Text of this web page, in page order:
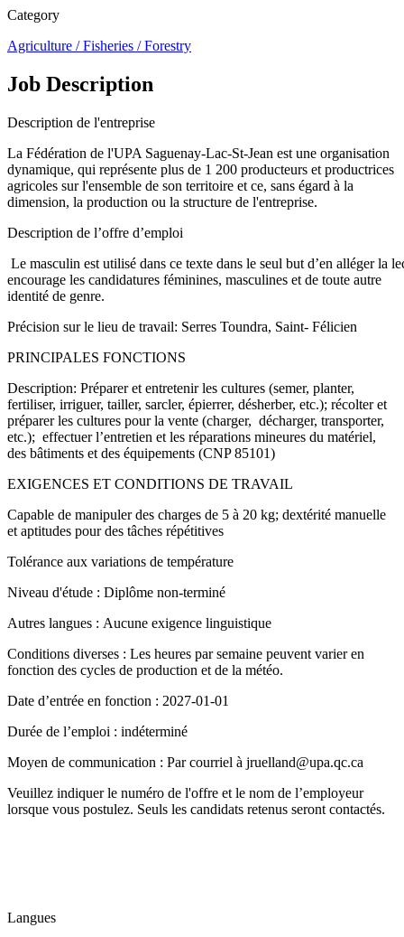
Category
Agriculture / Fisheries / Forestry
Job Description
Description de l'entreprise
La Fédération de l'UPA Saguenay-Lac-St-Jean est une organisation
dynamique, qui représente plus de 1 200 producteurs et productrices
agricoles sur l'ensemble de son territoire et ce, sans égard à la
dimension, la production ou la structure de l'entreprise.
Description de l’offre d’emploi
Le masculin est utilisé dans ce texte dans le seul but d’en alléger la
encourage les candidatures féminines, masculines et de toute autre
identité de genre.
Précision sur le lieu de travail: Serres Toundra, Saint- Félicien
PRINCIPALES FONCTIONS
Description: Préparer et entretenir les cultures (semer, planter,
fertiliser, irriguer, tailler, sarcler, épierrer, désherber, etc.); récolter et
préparer les cultures pour la vente (charger, décharger, transporter,
etc.); effectuer l’entretien et les réparations mineures du matériel,
des bâtiments et des équipements (CNP 85101)
EXIGENCES ET CONDITIONS DE TRAVAIL
Capable de manipuler des charges de 5 à 20 kg; dextérité manuelle
et aptitudes pour des tâches répétitives
Tolérance aux variations de température
Niveau d'étude : Diplôme non-terminé
Autres langues : Aucune exigence linguistique
Conditions diverses : Les heures par semaine peuvent varier en
fonction des cycles de production et de la météo.
Date d’entrée en fonction : 2027-01-01
Durée de l’emploi : indéterminé
Moyen de communication : Par courriel à jruelland@upa.qc.ca
Veuillez indiquer le numéro de l'offre et le nom de l’employeur
lorsque vous postulez. Seuls les candidats retenus seront contactés.
Langues